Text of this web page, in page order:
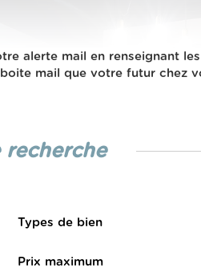
alerte mail en renseignant
mail que votre futur chez
recherche
Types de bien
Prix maximum